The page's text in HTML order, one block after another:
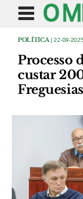
POLÍTICA | 22-09-
Processo
custar